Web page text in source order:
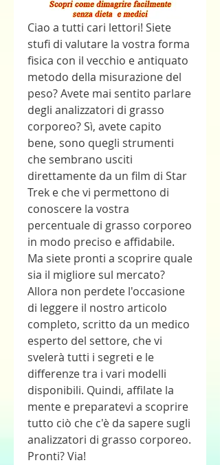
Ciao a tutti cari lettori! Siete
stufi di valutare la vostra forma
fisica con il vecchio e antiquato
metodo della misurazione del
peso? Avete mai sentito parlare
degli analizzatori di grasso
corporeo? Sì, avete capito
bene, sono quegli strumenti
che sembrano usciti
direttamente da un film di Star
Trek e che vi permettono di
conoscere la vostra
percentuale di grasso corporeo
in modo preciso e affidabile.
Ma siete pronti a scoprire quale
sia il migliore sul mercato?
Allora non perdete l'occasione
di leggere il nostro articolo
completo, scritto da un medico
esperto del settore, che vi
svelerà tutti i segreti e le
differenze tra i vari modelli
disponibili. Quindi, affilate la
mente e preparatevi a scoprire
tutto ciò che c'è da sapere sugli
analizzatori di grasso corporeo.
Pronti? Via!